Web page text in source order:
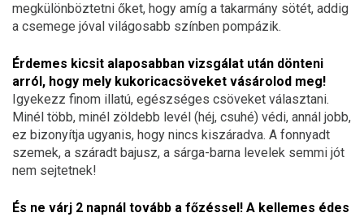
megkülönböztetni őket, hogy amíg a takarmány sötét, addig
a csemege jóval világosabb színben pompázik.
Érdemes kicsit alaposabban vizsgálat után dönteni
arról, hogy mely kukoricacsöveket vásárolod meg!
Igyekezz finom illatú, egészséges csöveket választani.
Minél több, minél zöldebb levél (héj, csuhé) védi, annál jobb,
ez bizonyítja ugyanis, hogy nincs kiszáradva. A fonnyadt
szemek, a száradt bajusz, a sárga-barna levelek semmi jót
nem sejtetnek!
És ne várj 2 napnál tovább a főzéssel! A kellemes édes